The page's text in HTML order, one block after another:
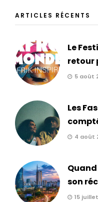
ARTICLES RÉCENTS
Le
retour
5 août
Les
4 août
son
15